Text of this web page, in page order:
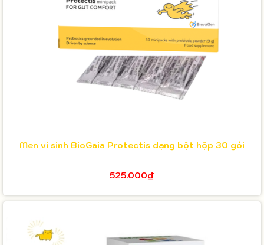
Men vi sinh BioGaia Protectis dạng bột hộp 30 gói
525.000₫